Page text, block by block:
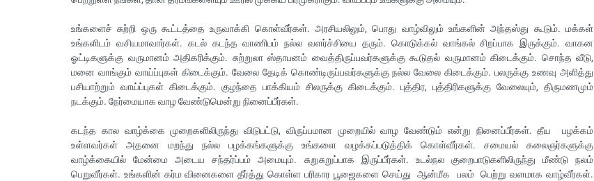
உங்களைச் சுற்றி ஒரு கூட்டத்தை உருவாக்கி கொள்வீர்கள். அரசியலிலும், பொது வாழ்விலும் உங்களின் அந்தஸ்து கூடும். மக்கள்
உங்களிடம் வசியமாவார்கள். கடல் கடந்த வாணிபம் நல்ல வளர்ச்சியை தரும். கொடுக்கல் வாங்கல் சிறப்பாக இருக்கும். வாகன
ஓட்டிகளுக்கு வருமானம் அதிகரிக்கும். சுற்றுலா ஸ்தாபனம் வைத்திருப்பவர்களுக்கு கூடுதல் வருமானம் கிடைக்கும். சொந்த வீடு,
மனை வாங்கும் வாய்ப்புகள் கிடைக்கும். வேலை தேடிக் கொண்டிருப்பவர்களுக்கு நல்ல வேலை கிடைக்கும். பலருக்கு உணவு அளித்து
பசியாற்றும் வாய்ப்புகள் கிடைக்கும். குழந்தை பாக்கியம் சிலருக்கு கிடைக்கும். புத்திர, புத்திரிகளுக்கு வேலையும், திருமணமும்
நடக்கும். நேர்மையாக வாழ வேண்டுமென்று நினைப்பீர்கள்.
கடந்த கால வாழ்க்கை முறைகளிலிருந்து விடுபட்டு, விருப்பமான முறையில் வாழ வேண்டும் என்று நினைப்பீர்கள். தீய பழக்கம்
உள்ளவர்கள் அதனை மறந்து நல்ல பழக்கங்களுக்கு உங்களை வழக்கப்படுத்திக் கொள்வீர்கள். சமையல் கலைஞர்களுக்கு
வாழ்க்கையில் மேன்மை அடைய சந்தர்ப்பம் அமையும். சுறுசுறுப்பாக இருப்பீர்கள். உடல்நல குறைபாடுகளிலிருந்து மீண்டு நலம்
பெறுவீர்கள். உங்களின் கர்ம வினைகளை தீர்த்து கொள்ள பரிகார பூஜைகளை செய்து ஆன்மீக பலம் பெற்று வளமாக வாழ்வீர்கள்.